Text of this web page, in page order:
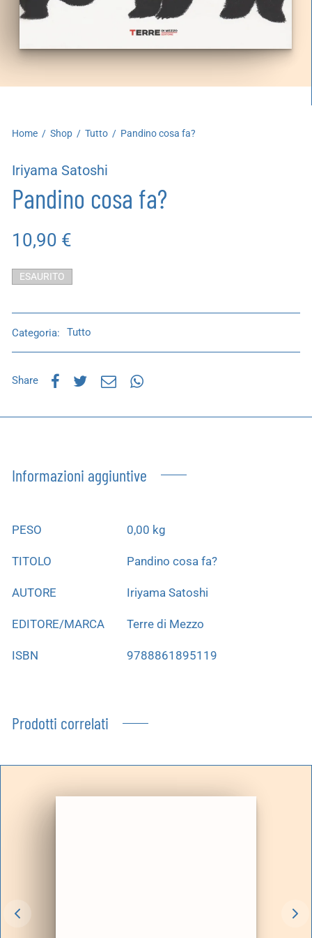
Home / Shop / Tutto / Pandino cosa fa?
Iriyama Satoshi
Pandino cosa fa?
10,90 €
ESAURITO
Categoria: Tutto
Share
Informazioni aggiuntive
PESO 0,00 kg
TITOLO Pandino cosa fa?
AUTORE Iriyama Satoshi
EDITORE/MARCA Terre di Mezzo
ISBN 9788861895119
Prodotti correlati